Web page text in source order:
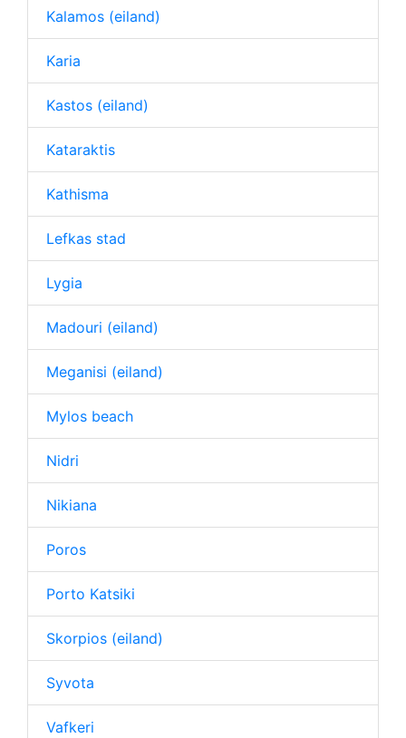
Kalamos (eiland)
Karia
Kastos (eiland)
Kataraktis
Kathisma
Lefkas stad
Lygia
Madouri (eiland)
Meganisi (eiland)
Mylos beach
Nidri
Nikiana
Poros
Porto Katsiki
Skorpios (eiland)
Syvota
Vafkeri